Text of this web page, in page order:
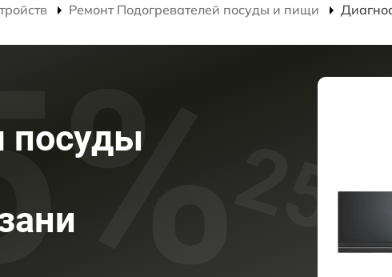
Ремонт Подогревателей посуды и пищи
посуды